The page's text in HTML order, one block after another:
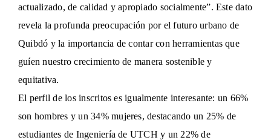
actualizado, de calidad y apropiado socialmente”. Este dato
revela la profunda preocupación por el futuro urbano de
Quibdó y la importancia de contar con herramientas que
guíen nuestro crecimiento de manera sostenible y
equitativa.
El perfil de los inscritos es igualmente interesante: un 66%
son hombres y un 34% mujeres, destacando un 25% de
estudiantes de Ingeniería de UTCH y un 22% de